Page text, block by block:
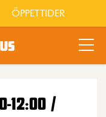
ÖPPETTIDER
12:00 /